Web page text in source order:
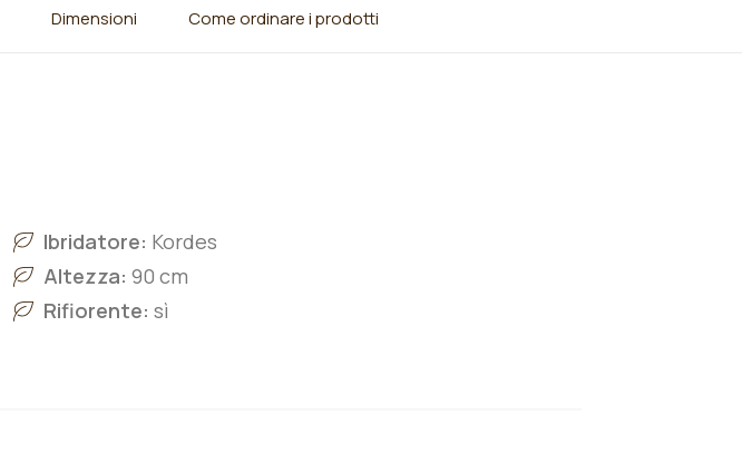
Dimensioni Come ordinare i prodotti
Ibridatore: Kordes
Altezza: 90 cm
Rifiorente: sì